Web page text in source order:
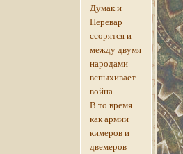
Думак и
Неревар
ссорятся и
между двумя
народами
вспыхивает
война.
В то время
как армии
кимеров и
двемеров